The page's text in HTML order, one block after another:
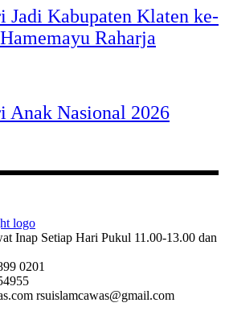
Jadi Kabupaten Klaten ke-
Raharja
Anak Nasional 2026
Inap Setiap Hari Pukul 11.00-13.00 dan
0201
rsuislamcawas@gmail.com